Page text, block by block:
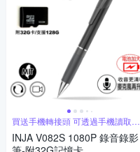
買送手機轉接頭 可透過手機讀取資
料
INJA V082S 1080P 錄音錄影